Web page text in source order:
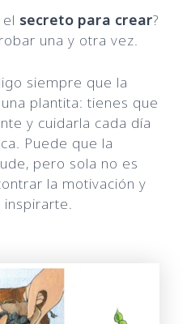
secreto para crear?
una y otra vez.
siempre que la
plantita: tienes que
y cuidarla cada día
Puede que la
pero sola no es
la motivación y
inspirarte.